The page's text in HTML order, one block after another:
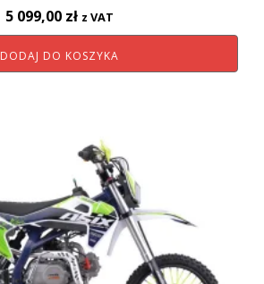
5 099,00 zł z VAT
DODAJ DO KOSZYKA